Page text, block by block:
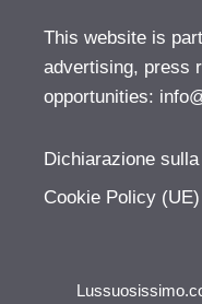
This website is
advertising, press
opportunities:
Dichiarazione
Cookie Policy (UE)